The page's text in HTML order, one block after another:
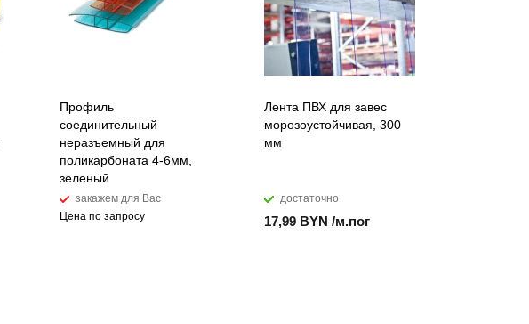
Профиль
соединительный
неразъемный для
поликарбоната 4-6мм,
зеленый
закажем для Вас
Цена по запросу
Лента ПВХ для завес
морозоустойчивая, 300
мм
достаточно
17,99 BYN /м.пог